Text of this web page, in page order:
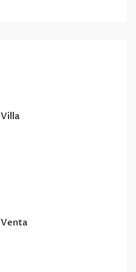
Villa
Venta